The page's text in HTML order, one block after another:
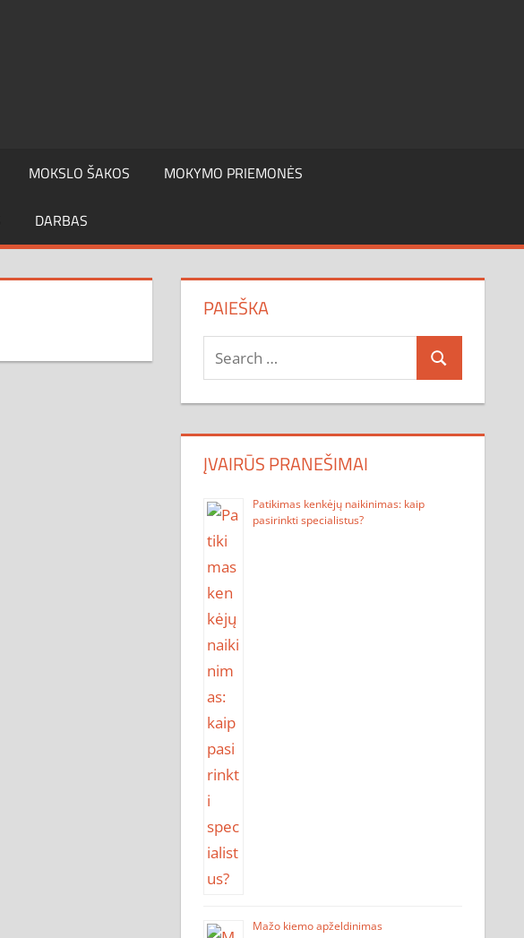
MOKSLO ŠAKOS MOKYMO PRIEMONĖS
DARBAS
PAIEŠKA
Search
for:
Search
ĮVAIRŪS PRANEŠIMAI
Patikimas kenkėjų naikinimas: kaip
pasirinkti specialistus?
Mažo kiemo apželdinimas